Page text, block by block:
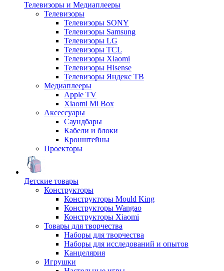
Телевизоры и Медиаплееры
Телевизоры
Телевизоры SONY
Телевизоры Samsung
Телевизоры LG
Телевизоры TCL
Телевизоры Xiaomi
Телевизоры Hisense
Телевизоры Яндекс ТВ
Медиаплееры
Apple TV
Xiaomi Mi Box
Аксессуары
Саундбары
Кабели и блоки
Кронштейны
Проекторы
Детские товары
Конструкторы
Конструкторы Mould King
Конструкторы Wangao
Конструкторы Xiaomi
Товары для творчества
Наборы для творчества
Наборы для исследований и опытов
Канцелярия
Игрушки